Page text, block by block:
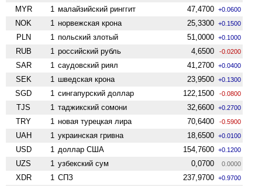
MYR 1 малайзийский ринггит 47,4700 +0.0600
NOK 1 норвежская крона 25,3300 +0.1500
PLN 1 польский злотый 51,0000 +0.1000
RUB 1 российский рубль 4,6500 -0.0200
SAR 1 саудовский риял 41,2700 +0.0400
SEK 1 шведская крона 23,9500 +0.1300
SGD 1 сингапурский доллар 122,1500 -0.0800
TJS 1 таджикский сомони 32,6600 +0.2700
TRY 1 новая турецкая лира 70,6400 -0.5900
UAH 1 украинская гривна 18,6500 +0.0100
USD 1 доллар США 154,7600 +0.1200
UZS 1 узбекский сум 0,0700 0.0000
XDR 1 СПЗ 237,9700 +0.9700